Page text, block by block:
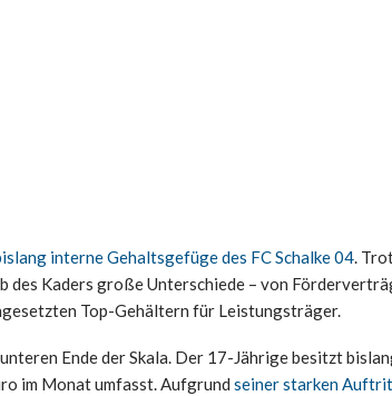
interne Gehaltsgefüge des FC Schalke 04.
des Kaders große Unterschiede – von
Top-Gehältern für Leistungsträger.
Ende der Skala. Der 17-Jährige besitzt
im Monat umfasst. Aufgrund seiner starken